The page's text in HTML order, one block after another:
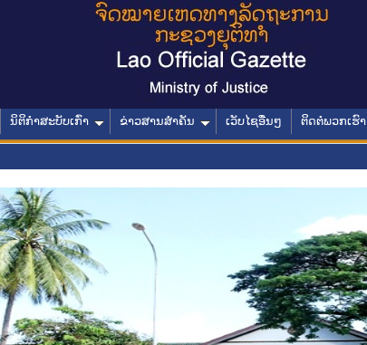
ນິຕິກໍາສະບັບເກົ່າ ຂ່າວສານສໍາຄັນ ເວັບໄຊອື່ນໆ ຕິດຕໍ່ພວກເຮົາ